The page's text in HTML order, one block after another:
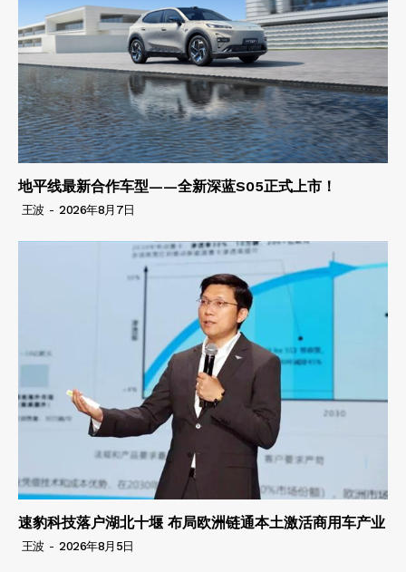
地平线最新合作车型——全新深蓝S05正式上市！
王波 - 2026年8月7日
速豹科技落户湖北十堰 布局欧洲链通本土激活商用车产业
王波 - 2026年8月5日